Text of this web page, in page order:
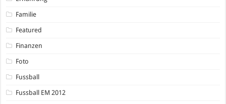
Familie
Featured
Finanzen
Foto
Fussball
Fussball EM 2012